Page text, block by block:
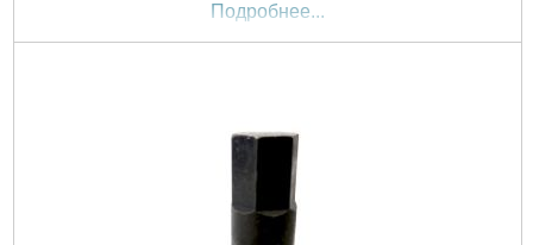
Подробнее...